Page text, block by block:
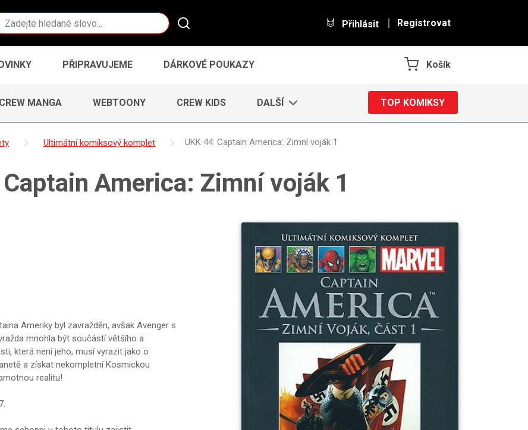
Přihlásit Registrovat
PŘIPRAVUJEME DÁRKOVÉ POUKAZY Košík
CREW MANGA WEBTOONY CREW KIDS DALŠÍ TOP KOMIKSY
Ultimátní komiksový komplet UKK 44: Captain America: Zimní voják 1
America: Zimní voják 1
Ameriky byl zavražděn, avšak Avenger s
mnohla být součástí většího a
která není jeho, musí vyrazit jako o
a získat nekompletní Kosmickou
realitu!